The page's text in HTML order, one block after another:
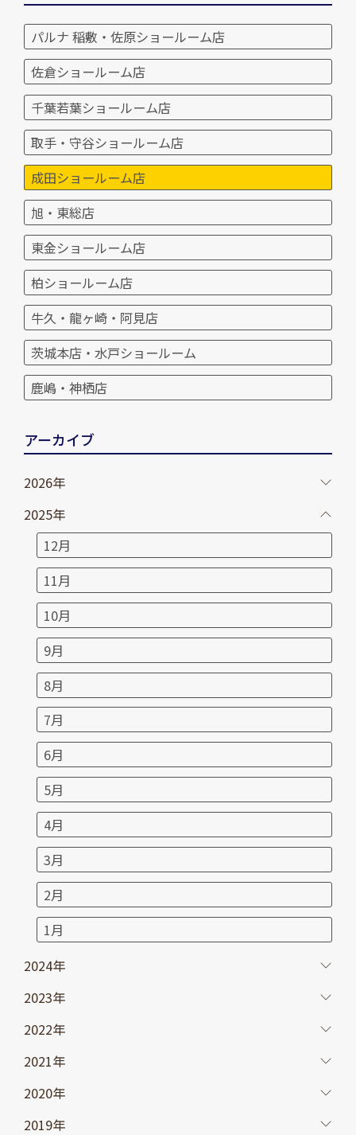
パルナ 稲敷・佐原ショールーム店
佐倉ショールーム店
千葉若葉ショールーム店
取手・守谷ショールーム店
成田ショールーム店
旭・東総店
東金ショールーム店
柏ショールーム店
牛久・龍ヶ崎・阿見店
茨城本店・水戸ショールーム
鹿嶋・神栖店
アーカイブ
2026年
2025年
12月
11月
10月
9月
8月
7月
6月
5月
4月
3月
2月
1月
2024年
2023年
2022年
2021年
2020年
2019年